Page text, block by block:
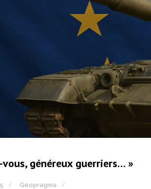
vous, généreux guerriers… »
Geopragma